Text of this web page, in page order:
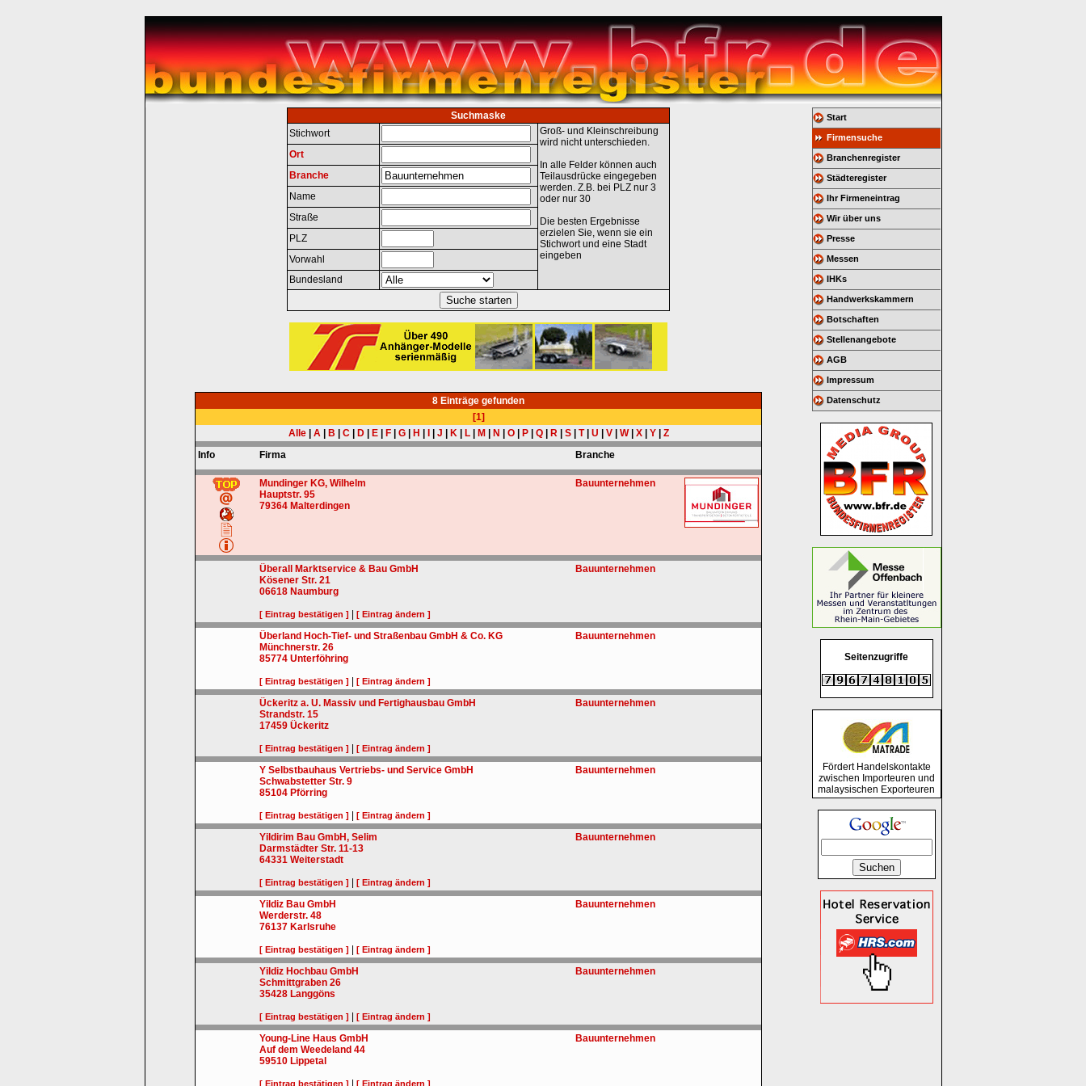
Suchmaske
Stichwort
Groß- und Kleinschreibung
wird nicht unterschieden.
In alle Felder können auch
Teilausdrücke eingegeben
werden. Z.B. bei PLZ nur 3
oder nur 30
Die besten Ergebnisse
erzielen Sie, wenn sie ein
Stichwort und eine Stadt
eingeben
Ort
Branche
Name
Straße
PLZ
Vorwahl
Bundesland
8 Einträge gefunden
[1]
Alle| A| B C| D| E| F| G| H J K| L| M N O| P| Q| R| S| T| U V| W| X| Y| Z
Info
Firma Branche
Mundinger KG, Wilhelm
Hauptstr. 95
79364 Malterdingen
Bauunternehmen
Überall Marktservice & Bau GmbH
Kösener Str. 21
06618 Naumburg
[ Eintrag bestätigen ] [ Eintrag ändern ]
Bauunternehmen
Überland Hoch-Tief- und Straßenbau GmbH & Co. KG
Münchnerstr. 26
85774 Unterföhring
[ Eintrag bestätigen ] [ Eintrag ändern ]
Bauunternehmen
Ückeritz a. U. Massiv und Fertighausbau GmbH
Strandstr. 15
17459 Ückeritz
[ Eintrag bestätigen ] [ Eintrag ändern ]
Bauunternehmen
Y Selbstbauhaus Vertriebs- und Service GmbH
Schwabstetter Str. 9
85104 Pförring
[ Eintrag bestätigen ] [ Eintrag ändern ]
Bauunternehmen
Yildirim Bau GmbH, Selim
Darmstädter Str. 11-13
64331 Weiterstadt
[ Eintrag bestätigen ] [ Eintrag ändern ]
Bauunternehmen
Yildiz Bau GmbH
Werderstr. 48
76137 Karlsruhe
[ Eintrag bestätigen ] [ Eintrag ändern ]
Bauunternehmen
Yildiz Hochbau GmbH
Schmittgraben 26
35428 Langgöns
[ Eintrag bestätigen ] [ Eintrag ändern ]
Bauunternehmen
Young-Line Haus GmbH
Auf dem Weedeland 44
59510 Lippetal
[ Eintrag bestätigen ] [ Eintrag ändern ]
Bauunternehmen
Start
Firmensuche
Branchenregister
Städteregister
Ihr Firmeneintrag
Wir über uns
Presse
Messen
IHKs
Handwerkskammern
Botschaften
Stellenangebote
AGB
Impressum
Datenschutz
Seitenzugriffe
Fördert Handelskontakte
zwischen Importeuren und
malaysischen Exporteuren